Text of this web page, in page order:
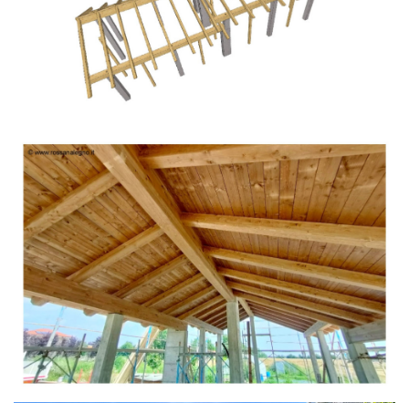
TETTO IN ABETE LAMELLARE PRETAGLIATO